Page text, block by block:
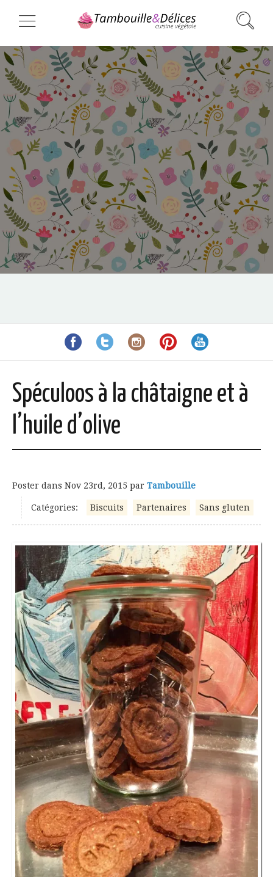
Spéculoos à la châtaigne et à
l’huile d’olive
Poster dans Nov 23rd, 2015 par Tambouille
Catégories: Biscuits Partenaires Sans gluten